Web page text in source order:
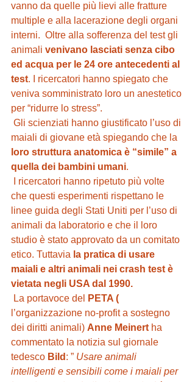
vanno da quelle più lievi alle fratture
multiple e alla lacerazione degli organi
interni.  Oltre alla sofferenza del test gli
animali venivano lasciati senza cibo
ed acqua per le 24 ore antecedenti al
test. I ricercatori hanno spiegato che
veniva somministrato loro un anestetico
per “ridurre lo stress”.
maiali di giovane età spiegando che la
loro struttura anatomica è “simile” a
quella dei bambini umani.
che questi esperimenti rispettano le
linee guida degli Stati Uniti per l’uso di
animali da laboratorio e che il loro
studio è stato approvato da un comitato
etico. Tuttavia la pratica di usare
maiali e altri animali nei crash test è
vietata negli USA dal 1990.
La portavoce del
PETA (
l’organizzazione no-profit a sostegno
dei diritti animali) Anne Meinert ha
commentato la notizia sul giornale
tedesco Bild : ” Usare animali
intelligenti e sensibili come i maiali per